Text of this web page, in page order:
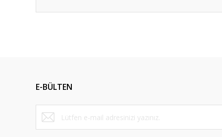
Ürün bilgilerinde hatalar bulunuyor.
Ürün fiyatı diğer sitelerden daha pahalı.
Bu ürüne benzer farklı alternatifler olmalı.
E-BÜLTEN